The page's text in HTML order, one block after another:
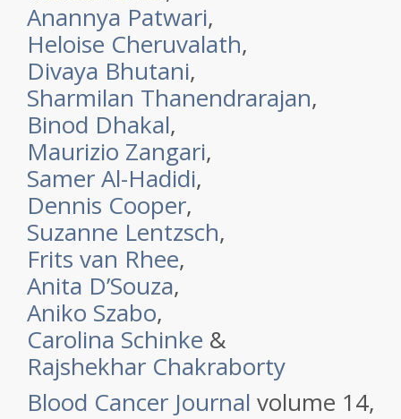
Anannya Patwari,
Heloise Cheruvalath,
Divaya Bhutani,
Sharmilan Thanendrarajan,
Binod Dhakal,
Maurizio Zangari,
Samer Al-Hadidi,
Dennis Cooper,
Suzanne Lentzsch,
Frits van Rhee,
Anita D’Souza,
Aniko Szabo,
Carolina Schinke &
Rajshekhar Chakraborty
Blood Cancer Journal volume 14,